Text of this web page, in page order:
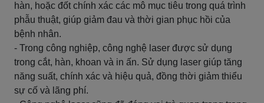
hàn, hoặc đốt chính xác các mô mục tiêu trong quá trình
phẫu thuật, giúp giảm đau và thời gian phục hồi của
bệnh nhân.
- Trong công nghiệp, công nghệ laser được sử dụng
trong cắt, hàn, khoan và in ấn. Sử dụng laser giúp tăng
năng suất, chính xác và hiệu quả, đồng thời giảm thiểu
sự cố và lãng phí.